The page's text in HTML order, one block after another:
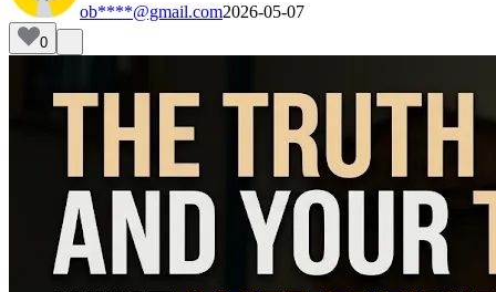
ob****@gmail.com2026-05-07
0